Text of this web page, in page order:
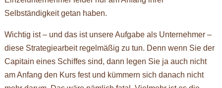
Selbständigkeit getan haben.
Wichtig ist – und das ist unsere Aufgabe als Unternehmer –
diese Strategiearbeit regelmäßig zu tun. Denn wenn Sie der
Capitain eines Schiffes sind, dann legen Sie ja auch nicht
am Anfang den Kurs fest und kümmern sich danach nicht